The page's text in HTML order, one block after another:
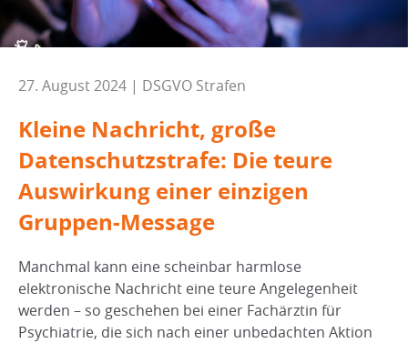
27. August 2024 | DSGVO Strafen
Kleine Nachricht, große
Datenschutzstrafe: Die teure
Auswirkung einer einzigen
Gruppen-Message
Manchmal kann eine scheinbar harmlose
elektronische Nachricht eine teure Angelegenheit
werden – so geschehen bei einer Fachärztin für
Psychiatrie, die sich nach einer unbedachten Aktion